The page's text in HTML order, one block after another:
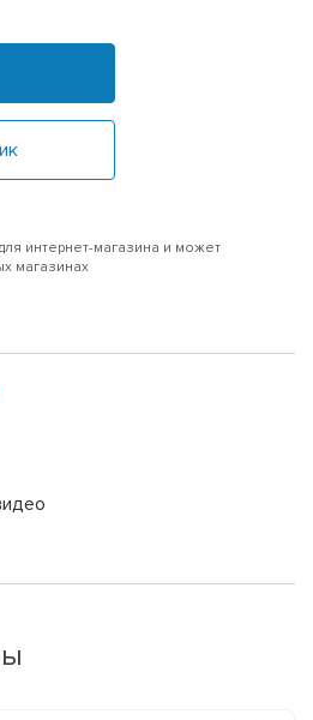
интернет-магазина и может
магазинах